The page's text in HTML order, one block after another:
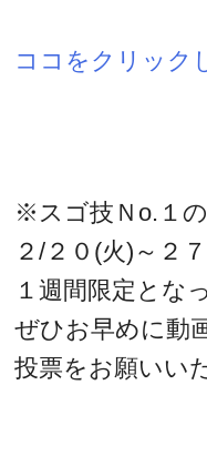
ココをクリック
※スゴ技Ｎo.１
２/２０(火)～２
１週間限定とな
ぜひお早めに動
投票をお願いい